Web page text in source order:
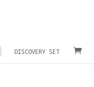
DISCOVERY SET